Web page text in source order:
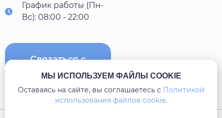
График работы (Пн-
Вс): 08:00 - 22:00
Связаться с
МЫ ИСПОЛЬЗУЕМ ФАЙЛЫ COOKIE
Оставаясь на сайте, вы соглашаетесь c Политикой
использования файлов cookie.